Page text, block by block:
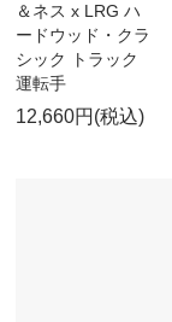
＆ネス x LRG ハ
ードウッド・クラ
シック トラック
運転手
12,660円(税込)